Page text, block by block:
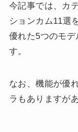
今記事では、カ
ションカム11選
優れた5つのモ
す。
なお、機能が優
ラもありますが